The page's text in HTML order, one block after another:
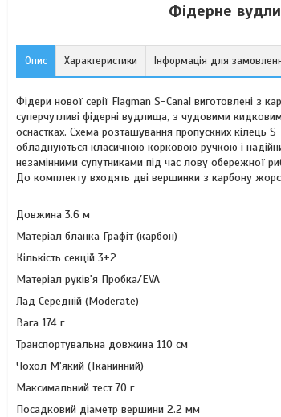
Фідерне
Опис Характеристики Інформація для
Фідери нової серії Flagman S-Canal виготовлені з
суперчутливі фідерні вудлища, з чудовими
оснастках. Схема розташування пропускних кілець
обладнуються класичною корковою ручкою і
незамінними супутниками під час лову обережної
До комплекту входять дві вершинки з карбону
Довжина 3.6 м
Матеріал бланка Графіт (карбон)
Кількість секцій 3+2
Матеріал руків'я Пробка/EVA
Лад Середній (Moderate)
Вага 174 г
Транспортувальна довжина 110 см
Чохол М'який (Тканинний)
Максимальний тест 70 г
Посадковий діаметр вершини 2.2 мм